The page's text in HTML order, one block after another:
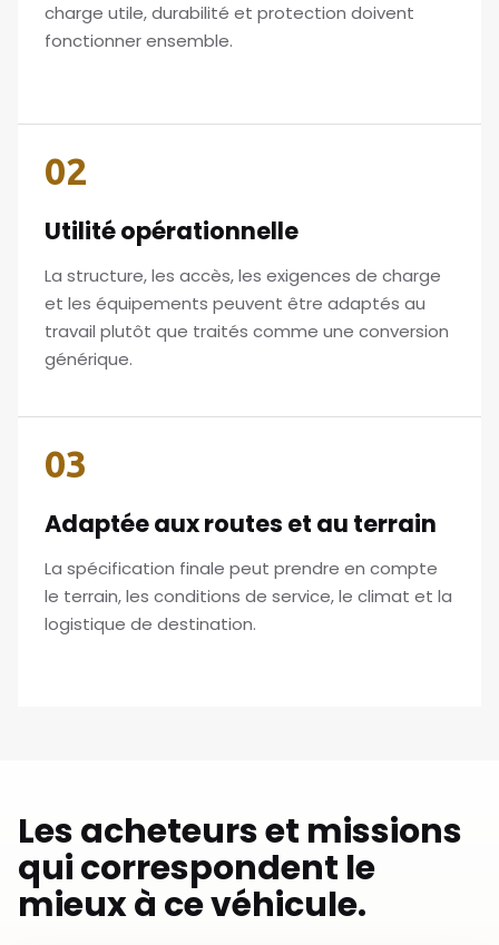
charge utile, durabilité et protection doivent
fonctionner ensemble.
02
Utilité opérationnelle
La structure, les accès, les exigences de charge
et les équipements peuvent être adaptés au
travail plutôt que traités comme une conversion
générique.
03
Adaptée aux routes et au terrain
La spécification finale peut prendre en compte
le terrain, les conditions de service, le climat et la
logistique de destination.
Les acheteurs et missions
qui correspondent le
mieux à ce véhicule.